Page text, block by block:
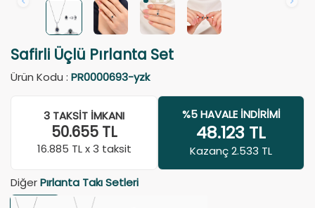
Safirli Üçlü Pırlanta Set
Ürün Kodu : PR0000693-yzk
3 TAKSIT İMKANI
50.655TL
16.885 TL x 3 taksit
%5 HAVALE İNDIRIMI
48.123 TL
Kazanç 2.533 TL
DiğerPırlanta Takı Setleri